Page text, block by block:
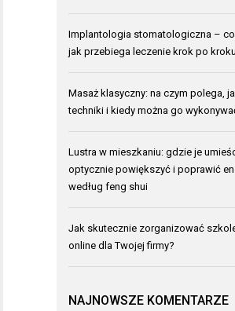
Implantologia stomatologiczna –
jak przebiega leczenie krok po kroku
Masaż klasyczny: na czym polega,
techniki i kiedy można go
Lustra w mieszkaniu: gdzie je
optycznie powiększyć i poprawić
według feng shui
Jak skutecznie zorganizować
online dla Twojej firmy?
NAJNOWSZE KOMENTARZE